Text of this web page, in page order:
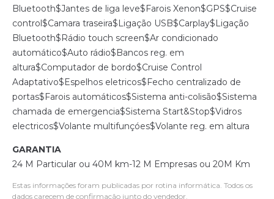
Bluetooth$Jantes de liga leve$Farois Xenon$GPS$Cruise
control$Camara traseira$Ligação USB$Carplay$Ligação
Bluetooth$Rádio touch screen$Ar condicionado
automático$Auto rádio$Bancos reg. em
altura$Computador de bordo$Cruise Control
Adaptativo$Espelhos eletricos$Fecho centralizado de
portas$Farois automáticos$Sistema anti-colisão$Sistema
chamada de emergencia$Sistema Start&Stop$Vidros
electricos$Volante multifunçóes$Volante reg. em altura
GARANTIA
24 M Particular ou 40M km-12 M Empresas ou 20M Km
Estas informações foram publicadas por rotina informática. Todos os
dados carecem de confirmação junto do vendedor.